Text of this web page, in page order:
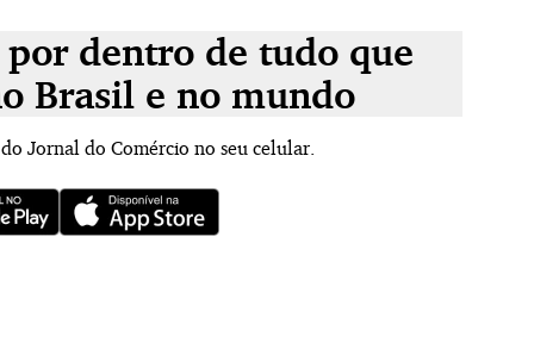
dentro de tudo que
Brasil e no mundo
Jornal do Comércio no seu celular.